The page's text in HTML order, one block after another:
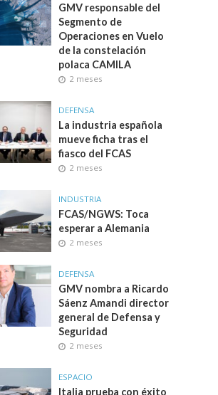
GMV responsable del
Segmento de
Operaciones en Vuelo
de la constelación
polaca CAMILA
2 meses
DEFENSA
La industria española
mueve ficha tras el
fiasco del FCAS
2 meses
INDUSTRIA
FCAS/NGWS: Toca
esperar a Alemania
2 meses
DEFENSA
GMV nombra a Ricardo
Sáenz Amandi director
general de Defensa y
Seguridad
2 meses
ESPACIO
Italia prueba con éxito